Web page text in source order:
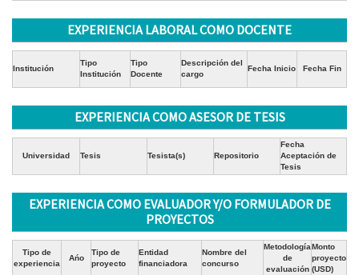
EXPERIENCIA LABORAL COMO DOCENTE
Institución
Tipo
Institución
Tipo
Docente
Descripción del
cargo
Fecha Inicio Fecha Fin
EXPERIENCIA COMO ASESOR DE TESIS
Universidad Tesis Tesista(s) Repositorio
Fecha
Aceptación de
Tesis
EXPERIENCIA COMO EVALUADOR Y/O FORMULADOR DE
PROYECTOS
Tipo de
experiencia
Ańo
Tipo de
proyecto
Entidad
financiadora
Nombre del
concurso
Metodología
de
evaluación
Monto
proyecto
(USD)